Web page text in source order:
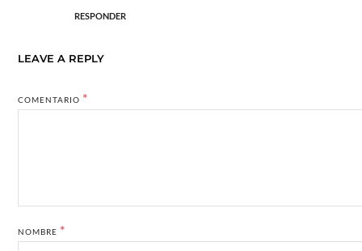
RESPONDER
LEAVE A REPLY
COMENTARIO *
NOMBRE *